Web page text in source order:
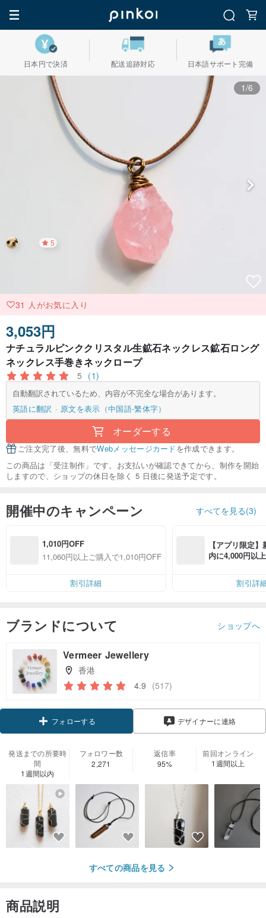
日本円で決済 配送追跡対応 日本語サポート完備
1/6
5
31 人がお気に入り
3,053円
ナチュラルピンククリスタル生鉱石ネックレス鉱石ロング
ネックレス手巻きネックロープ
5 (1)
自動翻訳されているため、内容が不完全な場合があります。
英語に翻訳
原文を表示（中国語-繁体字）
オーダーする
ご注文完了後、無料でWebメッセージカードを作成できます。
この商品は「受注制作」です。お支払いが確認できてから、制作を開始
しますので、ショップの休日を除く 5 日後に発送予定です。
開催中のキャンペーン すべてを見る(3)
1,010円OFF
11,060円以上ご購入で1,010円OFF
割引詳細
【アプリ限定
内に4,000円以
割引詳
ブランドについて ショップへ
Vermeer Jewellery
香港
4.9 (517)
フォローする
デザイナーに連絡
発送までの所要時
間
1週間以内
フォロワー数
2,271
返信率
95%
前回オンライン
1週間以上
すべての商品を見る
商品説明